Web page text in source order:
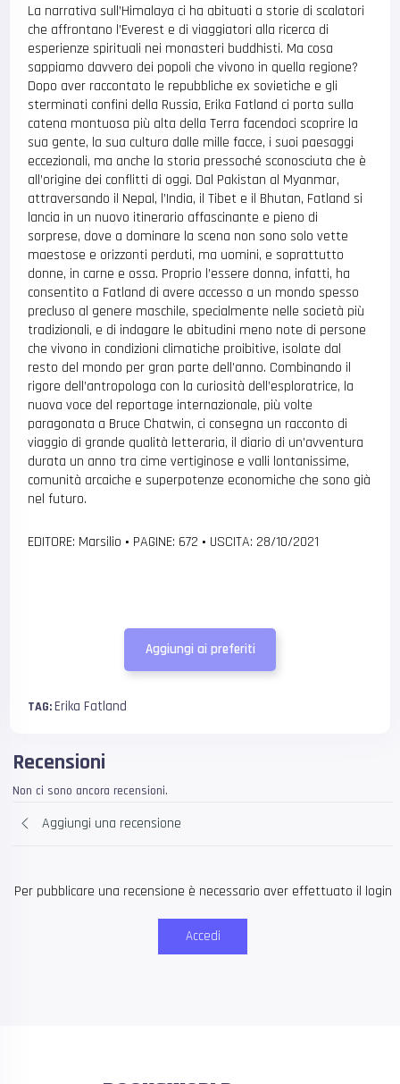
La narrativa sull’Himalaya ci ha abituati a storie di scalatori
che affrontano l’Everest e di viaggiatori alla ricerca di
esperienze spirituali nei monasteri buddhisti. Ma cosa
sappiamo davvero dei popoli che vivono in quella regione?
Dopo aver raccontato le repubbliche ex sovietiche e gli
sterminati confini della Russia, Erika Fatland ci porta sulla
catena montuosa più alta della Terra facendoci scoprire la
sua gente, la sua cultura dalle mille facce, i suoi paesaggi
eccezionali, ma anche la storia pressoché sconosciuta che è
all’origine dei conflitti di oggi. Dal Pakistan al Myanmar,
attraversando il Nepal, l’India, il Tibet e il Bhutan, Fatland si
lancia in un nuovo itinerario affascinante e pieno di
sorprese, dove a dominare la scena non sono solo vette
maestose e orizzonti perduti, ma uomini, e soprattutto
donne, in carne e ossa. Proprio l’essere donna, infatti, ha
consentito a Fatland di avere accesso a un mondo spesso
precluso al genere maschile, specialmente nelle società più
tradizionali, e di indagare le abitudini meno note di persone
che vivono in condizioni climatiche proibitive, isolate dal
resto del mondo per gran parte dell’anno. Combinando il
rigore dell’antropologa con la curiosità dell’esploratrice, la
nuova voce del reportage internazionale, più volte
paragonata a Bruce Chatwin, ci consegna un racconto di
viaggio di grande qualità letteraria, il diario di un’avventura
durata un anno tra cime vertiginose e valli lontanissime,
comunità arcaiche e superpotenze economiche che sono già
nel futuro.
EDITORE: Marsilio • PAGINE: 672 • USCITA: 28/10/2021
Aggiungi ai preferiti
TAG:Erika Fatland
Recensioni
Non ci sono ancora recensioni.
Aggiungi una recensione
Per pubblicare una recensione è necessario aver effettuato il login
Accedi